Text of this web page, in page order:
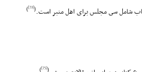
(
[72]
)
(
[75]
)